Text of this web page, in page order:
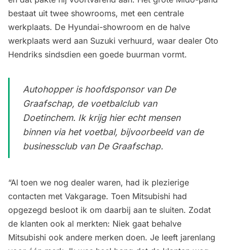
bestaat uit twee showrooms, met een centrale
werkplaats. De Hyundai-showroom en de halve
werkplaats werd aan Suzuki verhuurd, waar dealer Oto
Hendriks sindsdien een goede buurman vormt.
Autohopper is hoofdsponsor van De
Graafschap, de voetbalclub van
Doetinchem. Ik krijg hier echt mensen
binnen via het voetbal, bijvoorbeeld van de
businessclub van De Graafschap.
“Al toen we nog dealer waren, had ik plezierige
contacten met Vakgarage. Toen Mitsubishi had
opgezegd besloot ik om daarbij aan te sluiten. Zodat
de klanten ook al merkten: Niek gaat behalve
Mitsubishi ook andere merken doen. Je leeft jarenlang